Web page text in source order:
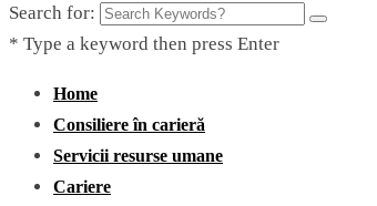
Search for:
* Type a keyword then press Enter
Home
Consiliere în carieră
Servicii resurse umane
Cariere